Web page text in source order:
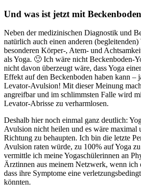
Und was ist jetzt mit
Neben der medizinischen Diagnostik und
natürlich auch einen anderen
besonderen Körper-, Atem- und
als Yoga. 🙂 Ich wäre nicht Beckenboden-
nicht davon überzeugt wäre, dass Yoga
Effekt auf den Beckenboden haben kann –
Levator-Avulsion! Mit dieser Meinung
angreifbar und im schlimmsten Falle wird
Levator-Abrisse zu verharmlosen.
Deshalb hier noch einmal ganz deutlich:
Avulsion nicht heilen und es wäre maximal
Richtung zu behaupten. Ich bin die letzte
Avulsion raten würde, zu 100% auf Yoga
vermittle ich meine Yogaschülerinnen an
Ärztinnen aus meinem Netzwerk, wenn ich
dass ihre Symptome eine
könnten.